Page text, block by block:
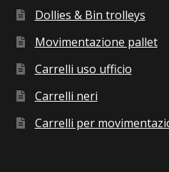
Dollies & Bin trolleys
Movimentazione pallet
Carrelli uso ufficio
Carrelli neri
Carrelli per